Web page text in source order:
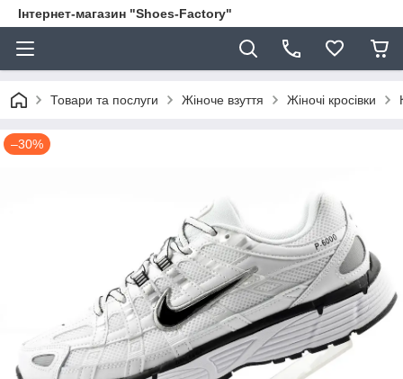
Інтернет-магазин "Shoes-Factory"
Товари та послуги Жіноче взуття Жіночі кросівки
–30%